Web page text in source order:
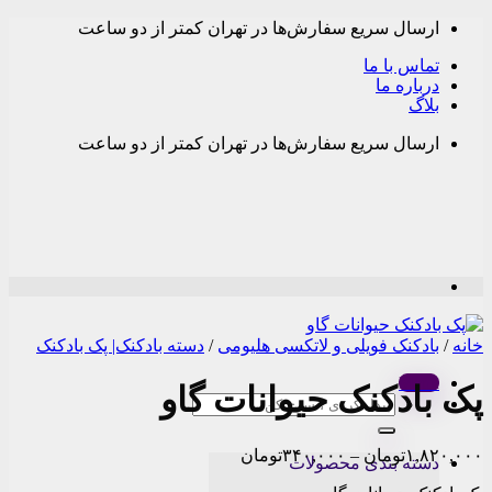
Skip
content
ارسال سریع سفارش‌ها در تهران کمتر از دو ساعت
تماس با ما
درباره ما
بلاگ
ارسال سریع سفارش‌ها در تهران کمتر از دو ساعت
Menu
جستجو
برای:
دسته بندی محصولات
خانه / بادکنک فویلی و لاتکسی هلیومی / دسته بادکنک| پک بادکنک
پک بادکنک حیوانات گاو
۱,۸۲۰,۰۰۰تومان – ۳۴۰,۰۰۰تومان